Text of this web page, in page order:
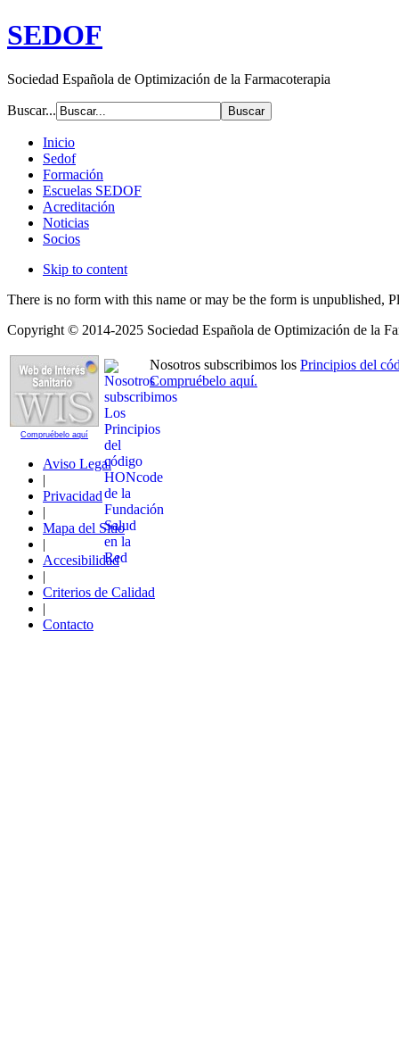
SEDOF
Sociedad Española de Optimización de la Farmacoterapia
Buscar...
Inicio
Sedof
Formación
Escuelas SEDOF
Acreditación
Noticias
Socios
Skip to content
There is no form with this name or may be the form is unpublished,
Copyright © 2014-2025 Sociedad Española de Optimización de la
Nosotros subscribimos los Principios del
Compruébelo aquí.
Compruébelo aquí
Aviso Legal
|
Privacidad
|
Mapa del Sitio
|
Accesibilidad
|
Criterios de Calidad
|
Contacto